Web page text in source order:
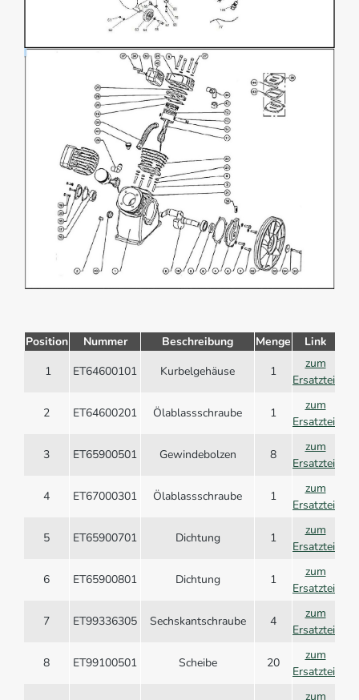
Position Nummer Beschreibung Menge
Link
1
ET64600101 Kurbelgehäuse 1
zum
Ersatzteil
2 ET64600201 Ölablassschraube 1
zum
Ersatzteil
3 ET65900501 Gewindebolzen 8
zum
Ersatzteil
4 ET67000301 Ölablassschraube 1
zum
Ersatzteil
5 ET65900701 Dichtung 1
zum
Ersatzteil
6 ET65900801 Dichtung 1
zum
Ersatzteil
7 ET99336305 Sechskantschraube 4
zum
Ersatzteil
8 ET99100501 Scheibe 20
zum
Ersatzteil
zum